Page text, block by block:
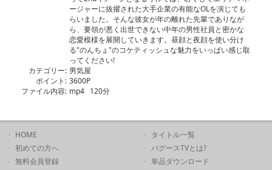
ージャーに抜擢された大手企業の有能なOLを演じても
らいました。そんな彼女が年の離れた先輩でありなが
ら、要領が悪く出世できない中年の男性社員と密かな
恋愛模様を展開していきます。昼顔と夜顔を使い分け
る"のんちょ"のコケティッシュな魅力をいっぱい感じ取
ってください!
カテゴリー: 男気屋
ポイント: 3600P
ファイル内容: mp4 120分
HOME
初めての方へ
無料会員登録
タイトル一覧
バグースTVとは?
単品ダウンロード